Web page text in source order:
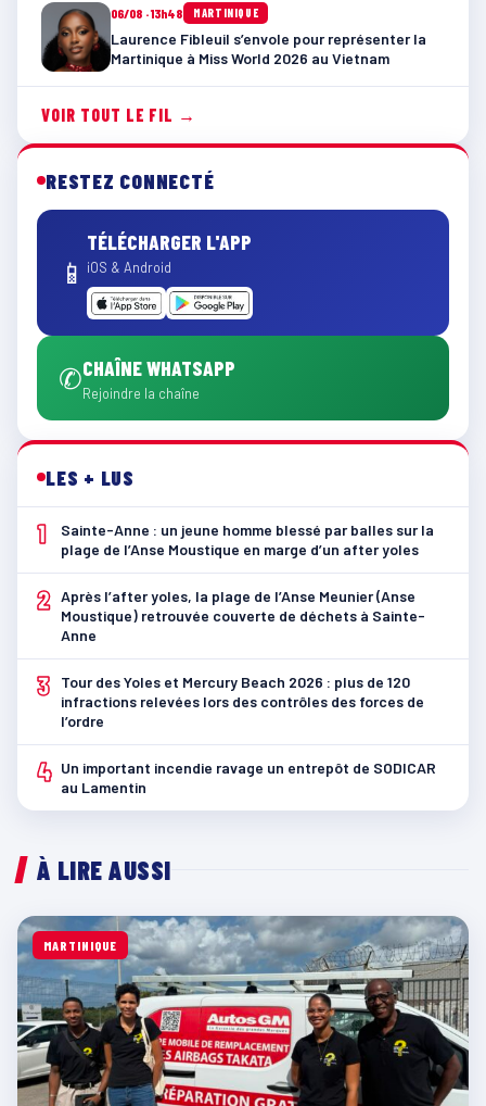
06/08 · 13h48 MARTINIQUE
Laurence Fibleuil s’envole pour représenter la
Martinique à Miss World 2026 au Vietnam
VOIR TOUT LE FIL →
RESTEZ CONNECTÉ
📱
TÉLÉCHARGER L'APP
iOS & Android
✆CHAÎNE WHATSAPP
Rejoindre la chaîne
LES + LUS
1
Sainte-Anne : un jeune homme blessé par balles sur la
plage de l’Anse Moustique en marge d’un after yoles
2 Après l’after yoles, la plage de l’Anse Meunier (Anse
Moustique) retrouvée couverte de déchets à Sainte-
Anne
3
Tour des Yoles et Mercury Beach 2026 : plus de 120
infractions relevées lors des contrôles des forces de
l’ordre
4 Un important incendie ravage un entrepôt de SODICAR
au Lamentin
À LIRE AUSSI
MARTINIQUE